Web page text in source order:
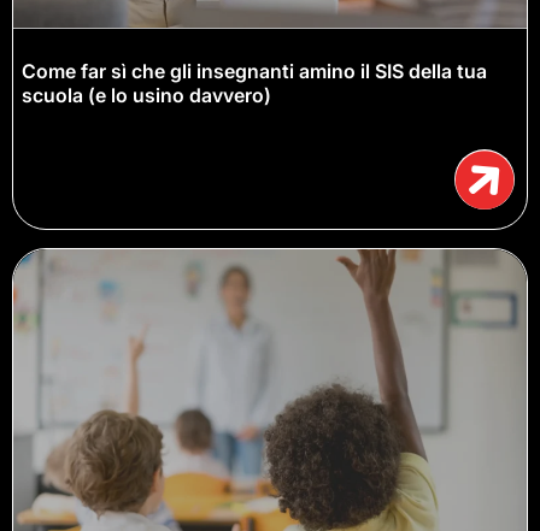
Come far sì che gli insegnanti amino il SIS della tua
scuola (e lo usino davvero)